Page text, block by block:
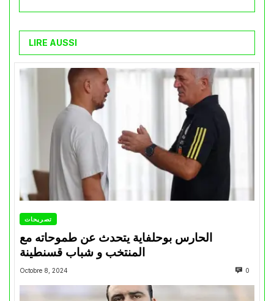
LIRE AUSSI
تصريحات
الحارس بوحلفاية يتحدث عن طموحاته مع
المنتخب و شباب قسنطينة
Octobre 8, 2024 0